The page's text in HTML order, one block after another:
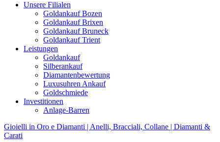
Unsere Filialen
Goldankauf Bozen
Goldankauf Brixen
Goldankauf Bruneck
Goldankauf Trient
Leistungen
Goldankauf
Silberankauf
Diamantenbewertung
Luxusuhren Ankauf
Goldschmiede
Investitionen
Anlage-Barren
Gioielli in Oro e Diamanti | Anelli, Bracciali, Collane | Diamanti &
Carati